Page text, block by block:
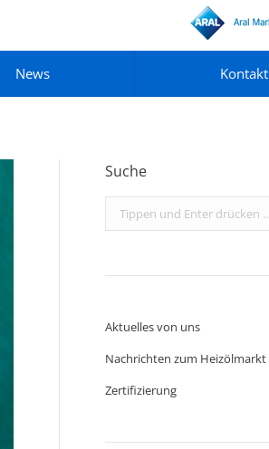
News Kontakt
Suche
Search:
Aktuelles von uns
Nachrichten zum Heizölmarkt
Zertifizierung